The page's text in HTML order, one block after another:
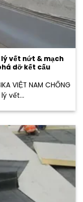
lý vết nứt & mạch
dỡ kết cấu
VIỆT NAM CHỐNG
lý vết...